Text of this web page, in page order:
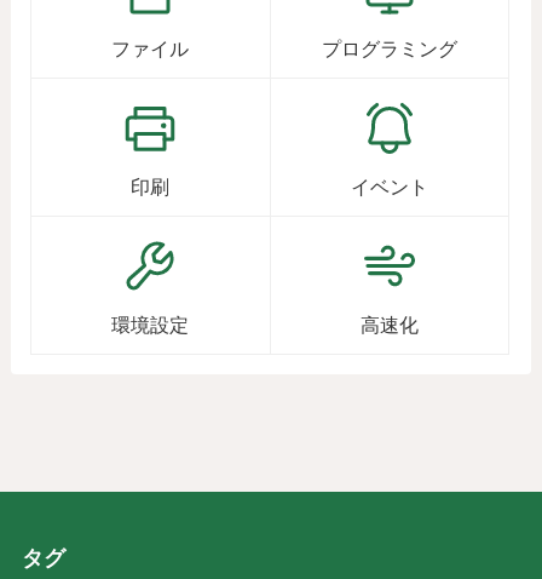
ファイル プログラミング
印刷 イベント
環境設定 高速化
タグ